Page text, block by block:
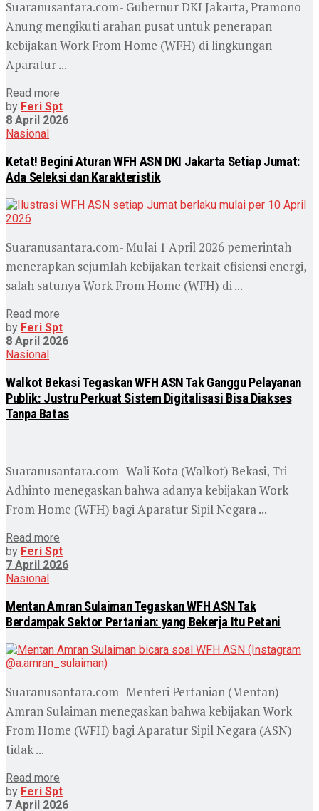
Suaranusantara.com- Gubernur DKI Jakarta, Pramono
Anung mengikuti arahan pusat untuk penerapan
kebijakan Work From Home (WFH) di lingkungan
Aparatur ...
Read more
by Feri Spt
8 April 2026
Nasional
Ketat! Begini Aturan WFH ASN DKI Jakarta Setiap Jumat:
Ada Seleksi dan Karakteristik
Suaranusantara.com- Mulai 1 April 2026 pemerintah
menerapkan sejumlah kebijakan terkait efisiensi energi,
salah satunya Work From Home (WFH) di ...
Read more
by Feri Spt
8 April 2026
Nasional
Walkot Bekasi Tegaskan WFH ASN Tak Ganggu Pelayanan
Publik: Justru Perkuat Sistem Digitalisasi Bisa Diakses
Tanpa Batas
Suaranusantara.com- Wali Kota (Walkot) Bekasi, Tri
Adhinto menegaskan bahwa adanya kebijakan Work
From Home (WFH) bagi Aparatur Sipil Negara ...
Read more
by Feri Spt
7 April 2026
Nasional
Mentan Amran Sulaiman Tegaskan WFH ASN Tak
Berdampak Sektor Pertanian: yang Bekerja Itu Petani
Suaranusantara.com- Menteri Pertanian (Mentan)
Amran Sulaiman menegaskan bahwa kebijakan Work
From Home (WFH) bagi Aparatur Sipil Negara (ASN)
tidak ...
Read more
by Feri Spt
7 April 2026